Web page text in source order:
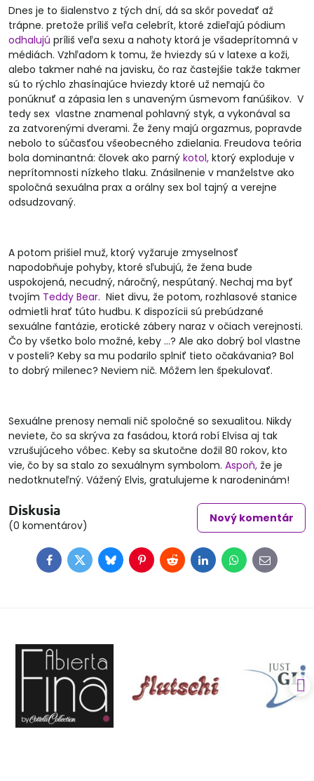
Dnes je to šialenstvo z tých dní, dá sa skôr povedať až
trápne. pretože príliš veľa celebrít, ktoré zdieľajú pódium
odhalujú príliš veľa sexu a nahoty ktorá je všadeprítomná v
médiách. Vzhľadom k tomu, že hviezdy sú v latexe a koži,
alebo takmer nahé na javisku, čo raz častejšie takže takmer
sú to rýchlo zhasínajúce hviezdy ktoré už nemajú čo
ponúknuť a zápasia len s unaveným úsmevom fanúšikov. V
tedy sex vlastne znamenal pohlavný styk, a vykonával sa
za zatvorenými dverami. Že ženy majú orgazmus, popravde
nebolo to súčasťou všeobecného zdielania. Freudova teória
bola dominantná: človek ako parný kotol, ktorý exploduje v
neprítomnosti nízkeho tlaku. Znásilnenie v manželstve ako
spoločná sexuálna prax a orálny sex bol tajný a verejne
odsudzovaný.
A potom prišiel muž, ktorý vyžaruje zmyselnosť
napodobňuje pohyby, ktoré sľubujú, že žena bude
uspokojená, necudný, náročný, nespútaný. Nechaj ma byť
tvojím Teddy Bear. Niet divu, že potom, rozhlasové stanice
odmietli hrať túto hudbu. K dispozícii sú prebúdzané
sexuálne fantázie, erotické zábery naraz v očiach verejnosti.
Čo by všetko bolo možné, keby ...? Ale ako dobrý bol vlastne
v posteli? Keby sa mu podarilo splniť tieto očakávania? Bol
to dobrý milenec? Neviem nič. Môžem len špekulovať.
Sexuálne prenosy nemali nič spoločné so sexualitou. Nikdy
neviete, čo sa skrýva za fasádou, ktorá robí Elvisa aj tak
vzrušujúceho vôbec. Keby sa skutočne dožil 80 rokov, kto
vie, čo by sa stalo zo sexuálnym symbolom. Aspoň, že je
nedotknuteľný. Vážený Elvis, gratulujeme k narodeninám!
Diskusia
(0 komentárov)
Nový komentár
FacebookTwitterBlueskyPinterestRedditLinkedInWhatsApp
E-
mail